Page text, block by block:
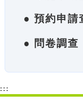
● 預約申請
● 問卷調查
:::